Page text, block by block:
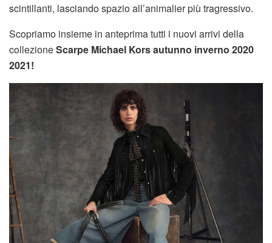
scintillanti, lasciando spazio all’animalier più tragressivo.
Scopriamo insieme in anteprima tutti i nuovi arrivi della
collezioneScarpe Michael Kors autunno inverno 2020
2021!